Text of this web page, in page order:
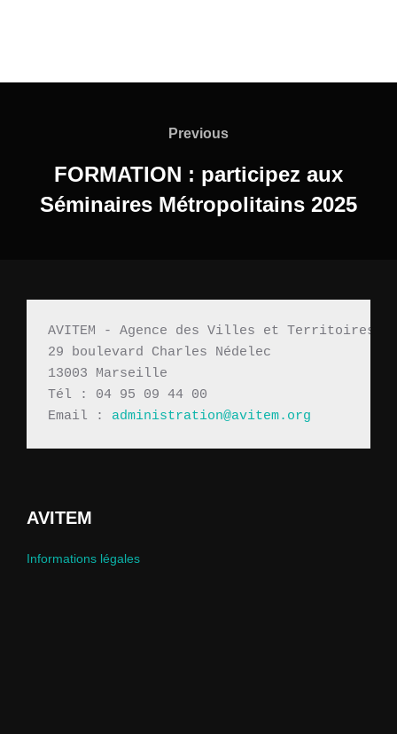
Previous
FORMATION : participez aux
Séminaires Métropolitains 2025
AVITEM - Agence des Villes et Territoires
29 boulevard Charles Nédelec
13003 Marseille
Tél : 04 95 09 44 00
Email : administration@avitem.org
AVITEM
Informations légales